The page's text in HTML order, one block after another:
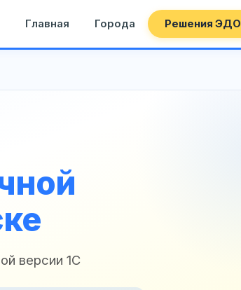
Главная Города Решения ЭДО
версии 1С